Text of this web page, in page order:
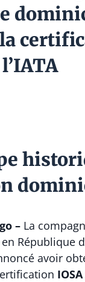
– La
en République
avoir